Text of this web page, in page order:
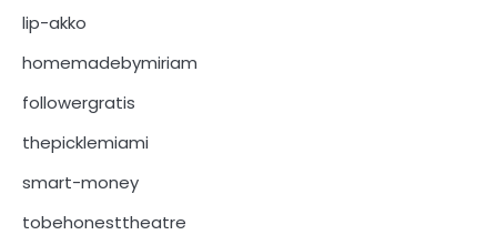
lip-akko
homemadebymiriam
followergratis
thepicklemiami
smart-money
tobehonesttheatre